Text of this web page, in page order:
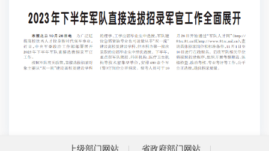
上级部门网站 省政府部门网站